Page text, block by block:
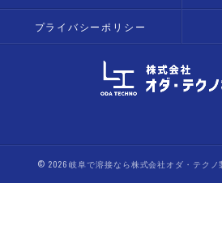
プライバシーポリシー
© 2026 岐阜で溶接なら株式会社オダ・テクノ製